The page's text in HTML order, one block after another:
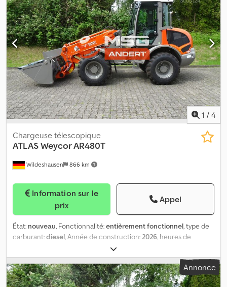
contactez-nous facilement via WhatsApp Dsdpfx Abezp
Ddpoyock WhatsApp Allemand, Anglais -- WhatsApp Allemand,
Anglais, Arabe
1 / 4
Wildeshausen 866 km
Chargeuse télescopique
ATLASWeycor AR480T
prix
Appel
État: nouveau, Fonctionnalité:entièrement fonctionnel, type de
carburant:diesel, Année de construction:2026, heures de
, ATLAS Weyhausen chargeuse sur pneus
AR480T Caractéristiques techniques Poids de la machine : 6 000
kg Moteur : Fabricant : moteur diesel Deutz TD 2.9 L4 Puissance :
55,4 kW (75,3 ch) à 2 200 tr/min Couple maximal : 260 Nm à 1 600
Annonce